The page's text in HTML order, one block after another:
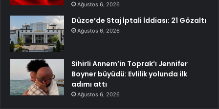
Ağustos 6, 2026
Düzce’de Staj İptali İddiası: 21 Gözaltı
Ağustos 6, 2026
Sihirli Annem’in Toprak’ı Jennifer
Boyner büyüdü: Evlilik yolunda ilk
adımı attı
Ağustos 6, 2026